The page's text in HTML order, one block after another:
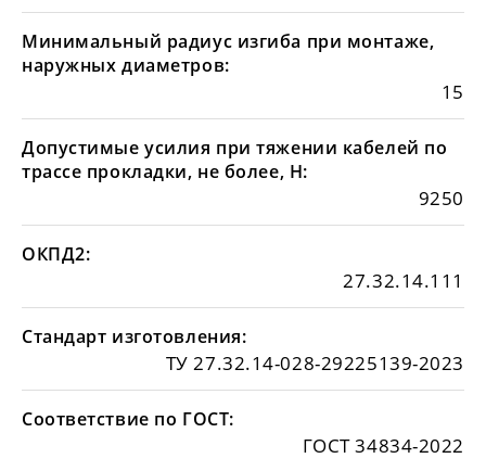
Минимальный радиус изгиба при монтаже,
наружных диаметров:
15
Допустимые усилия при тяжении кабелей по
трассе прокладки, не более, Н:
9250
ОКПД2:
27.32.14.111
Стандарт изготовления:
ТУ 27.32.14-028-29225139-2023
Соответствие по ГОСТ:
ГОСТ 34834-2022